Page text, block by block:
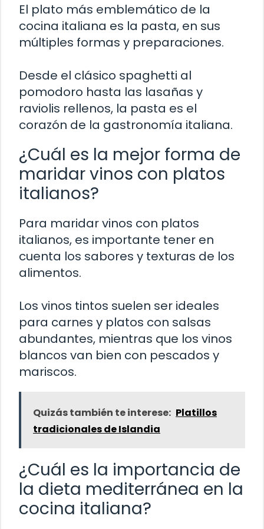
El plato más emblemático de la
cocina italiana es la pasta, en sus
múltiples formas y preparaciones.
Desde el clásico spaghetti al
pomodoro hasta las lasañas y
raviolis rellenos, la pasta es el
corazón de la gastronomía italiana.
¿Cuál es la mejor forma de
maridar vinos con platos
italianos?
Para maridar vinos con platos
italianos, es importante tener en
cuenta los sabores y texturas de los
alimentos.
Los vinos tintos suelen ser ideales
para carnes y platos con salsas
abundantes, mientras que los vinos
blancos van bien con pescados y
mariscos.
Quizás también te interese: Platillos
tradicionales de Islandia
¿Cuál es la importancia de
la dieta mediterránea en la
cocina italiana?